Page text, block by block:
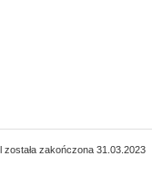
została zakończona 31.03.2023